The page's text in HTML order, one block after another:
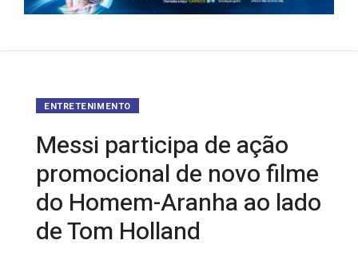
ENTRETENIMENTO
Messi participa de ação
promocional de novo filme
do Homem-Aranha ao lado
de Tom Holland